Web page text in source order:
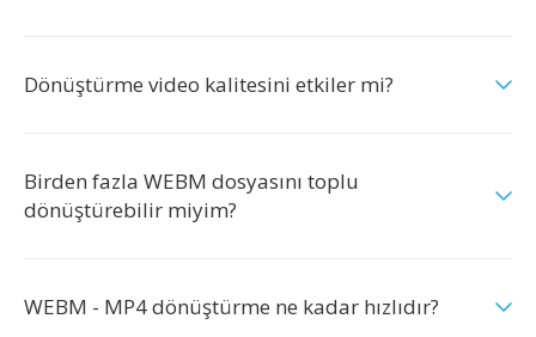
Dönüştürme video kalitesini etkiler mi?
Birden fazla WEBM dosyasını toplu
dönüştürebilir miyim?
WEBM - MP4 dönüştürme ne kadar hızlıdır?